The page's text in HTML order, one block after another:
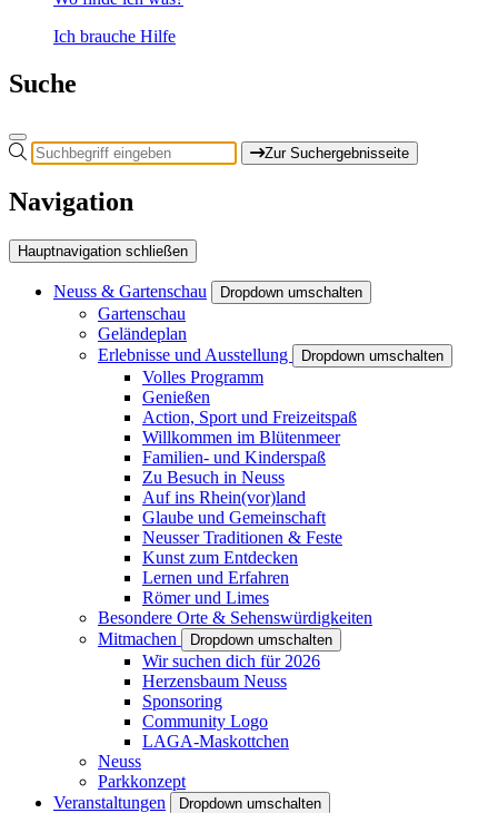
Ich brauche Hilfe
Suche
Zur Suchergebnisseite
Navigation
Hauptnavigation schließen
Neuss & Gartenschau Dropdown umschalten
Gartenschau
Geländeplan
Erlebnisse und Ausstellung
Dropdown umschalten
Volles Programm
Genießen
Action, Sport und Freizeitspaß
Willkommen im Blütenmeer
Familien- und Kinderspaß
Zu Besuch in Neuss
Auf ins Rhein(vor)land
Glaube und Gemeinschaft
Neusser Traditionen & Feste
Kunst zum Entdecken
Lernen und Erfahren
Römer und Limes
Besondere Orte & Sehenswürdigkeiten
Mitmachen
Dropdown umschalten
Wir suchen dich für 2026
Herzensbaum Neuss
Sponsoring
Community Logo
LAGA-Maskottchen
Neuss
Parkkonzept
Veranstaltungen
Dropdown umschalten